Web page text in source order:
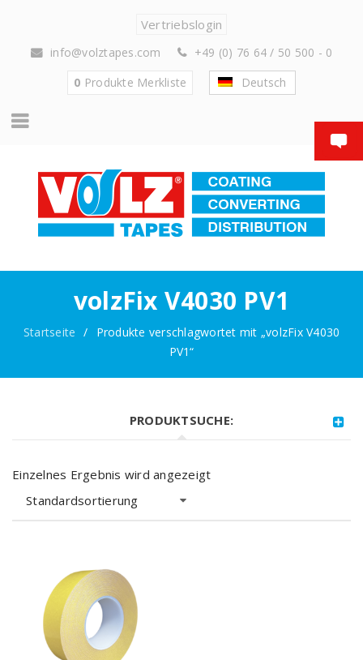
Vertriebslogin
info@volztapes.com
+49 (0) 76 64 / 50 500 - 0
0 Produkte Merkliste Deutsch
volzFix V4030 PV1
Startseite /
Produkte verschlagwortet mit „volzFix V4030
PV1“
PRODUKTSUCHE:
Einzelnes Ergebnis wird angezeigt
Standardsortierung